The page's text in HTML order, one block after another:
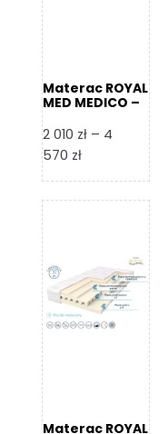
Materac ROYAL
MED MEDICO –
2 010 zł – 4
570 złZakres
od
4
570 zł
Materac ROYAL